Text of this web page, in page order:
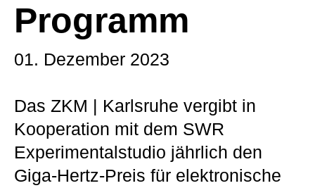
Programm
01. Dezember 2023
Das ZKM | Karlsruhe vergibt in
Kooperation mit dem SWR
Experimentalstudio jährlich den
Giga-Hertz-Preis für elektronische